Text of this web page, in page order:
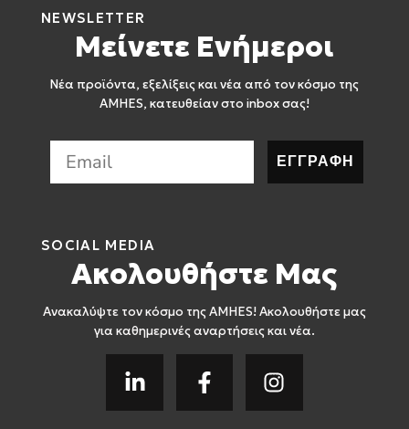
NEWSLETTER
Μείνετε Ενήμεροι
Νέα προϊόντα, εξελίξεις και νέα από τον κόσμο της
AMHES, κατευθείαν στο inbox σας!
ΕΓΓΡΑΦΗ
SOCIAL MEDIA
Ακολουθήστε Μας
Ανακαλύψτε τον κόσμο της AMHES! Ακολουθήστε μας
για καθημερινές αναρτήσεις και νέα.